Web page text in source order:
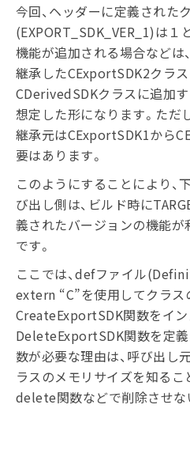
今回、ヘッダーに定義された
(EXPORT_SDK_VER_1)は１
機能が追加される場合などは
継承したCExportSDK2クラ
CDerivedSDKクラスに追加
想定した形になります。ただ
継承元はCExportSDK1から
要はあります。
このようにすることにより、
び出し側は、ビルド時に
義されたバージョンの機能
です。
ここでは、defファイル
extern “C”を使用してクラス
CreateExportSDK関数をイ
DeleteExportSDK関数を定
数が必要な理由は、呼び出し
ラスのメモリサイズを知るこ
delete関数などで削除させな